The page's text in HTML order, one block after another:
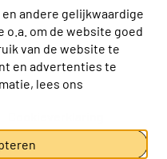
andere gelijkwaardige
o.a. om de website goed
van de website te
en advertenties te
lees ons